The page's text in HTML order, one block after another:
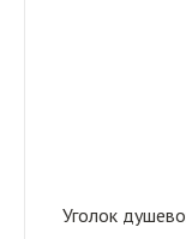
Уголок